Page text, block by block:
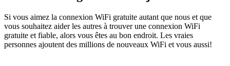
Si vous aimez la connexion WiFi gratuite autant que nous et que
vous souhaitez aider les autres à trouver une connexion WiFi
gratuite et fiable, alors vous êtes au bon endroit. Les vraies
personnes ajoutent des millions de nouveaux WiFi et vous aussi!